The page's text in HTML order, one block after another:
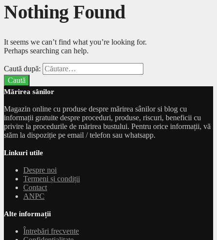
Nothing Found
It seems we can’t find what you’re looking for.
Perhaps searching can help.
Caută după:
Mărirea sânilor
Magazin online cu produse despre mărirea sânilor si blog cu
informații gratuite despre proceduri, produse, riscuri, beneficii cu
privire la procedurile de mărirea bustului. Pentru orice informații, vă
stăm la dispoziție pe email / telefon sau whatsapp.
Linkuri utile
Despre noi
Termeni și condiții
Contact
ANPC
Alte informații
Întrebări frecvente